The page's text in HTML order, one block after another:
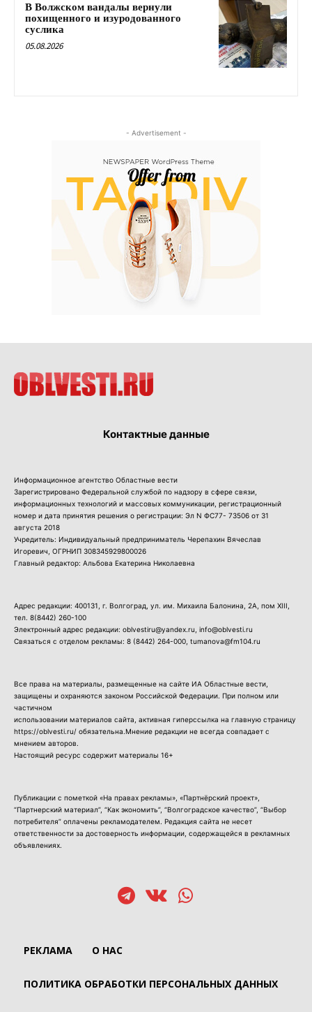
В Волжском вандалы вернули
похищенного и изуродованного
суслика
05.08.2026
- Advertisement -
Контактные данные
Информационное агентство Областные вести
Зарегистрировано Федеральной службой по надзору в сфере связи,
информационных технологий и массовых коммуникации, регистрационный
номер и дата принятия решения о регистрации: Эл N ФС77- 73506 от 31
августа 2018
Учредитель: Индивидуальный предприниматель Черепахин Вячеслав
Игоревич, ОГРНИП 308345929800026
Главный редактор: Альбова Екатерина Николаевна
Адрес редакции: 400131, г. Волгоград, ул. им. Михаила Балонина, 2А, пом XIII,
тел. 8(8442) 260-100
Электронный адрес редакции: oblvestiru@yandex.ru, info@oblvesti.ru
Связаться с отделом рекламы: 8 (8442) 264-000 , tumanova@fm104.ru
Все права на материалы, размещенные на сайте ИА Областные вести,
защищены и охраняются законом Российской Федерации. При полном или
частичном
использовании материалов сайта, активная гиперссылка на главную страницу
https://oblvesti.ru/ обязательна.Мнение редакции не всегда совпадает с
мнением авторов.
Настоящий ресурс содержит материалы 16+
Публикации с пометкой «На правах рекламы», «Партнёрский проект»,
“Партнерский материал”, “Как экономить”, “Волгоградское качество”, “Выбор
потребителя” оплачены рекламодателем. Редакция сайта не несет
ответственности за достоверность информации, содержащейся в рекламных
объявлениях.
РЕКЛАМА О НАС
ПОЛИТИКА ОБРАБОТКИ ПЕРСОНАЛЬНЫХ ДАННЫХ